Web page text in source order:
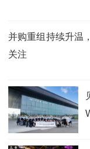
并购重组持续升温
关注